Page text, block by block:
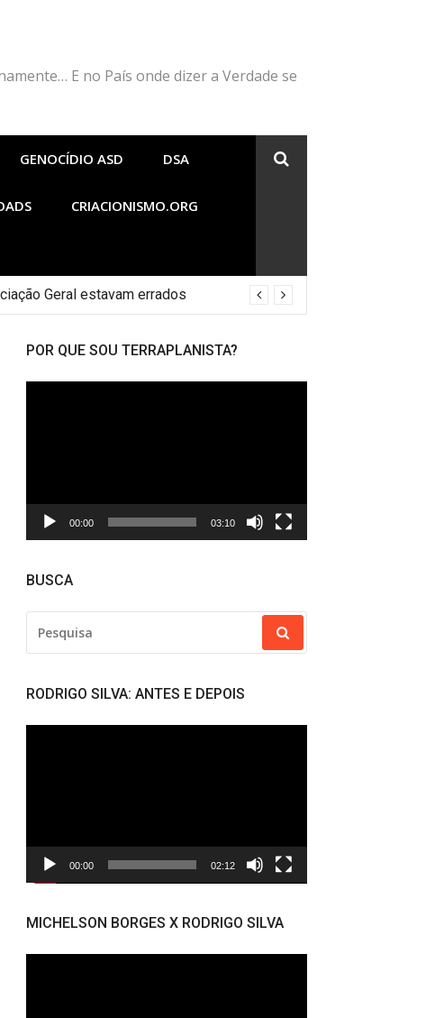
E no País onde dizer a Verdade se
GENOCÍDIO ASD DSA
CRIACIONISMO.ORG
Geral estavam errados
POR QUE SOU TERRAPLANISTA?
00:00 03:10
BUSCA
POR:
RODRIGO SILVA: ANTES E DEPOIS
00:00 02:12
MICHELSON BORGES X RODRIGO SILVA